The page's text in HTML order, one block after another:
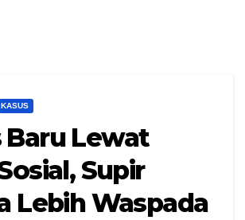
KASUS
Baru Lewat
Supir
Lebih Waspada